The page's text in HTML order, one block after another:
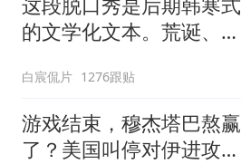
的文学化文本。荒诞、激
白宸侃片 1276跟贴
游戏结束，穆杰塔巴熬赢
了？美国叫停对伊进攻，